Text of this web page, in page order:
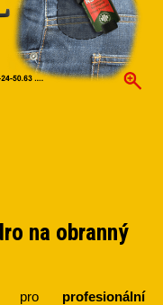
na obranný
pro profesionální